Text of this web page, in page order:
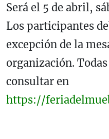
Será el 5 de abril,
Los participantes
excepción de la
organización.
consultar en
https://